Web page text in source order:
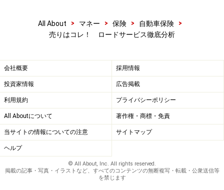
All About > マネー > 保険 > 自動車保険
>
売りはコレ！ ロードサービス徹底分析
会社概要 採用情報
投資家情報 広告掲載
利用規約 プライバシーポリシー
All Aboutについて 著作権・商標・免責
当サイトの情報についての注意 サイトマップ
ヘルプ
© All About, Inc. All rights reserved.
掲載の記事・写真・イラストなど、すべてのコンテンツの無断複写・転載・公衆送信等
を禁じます